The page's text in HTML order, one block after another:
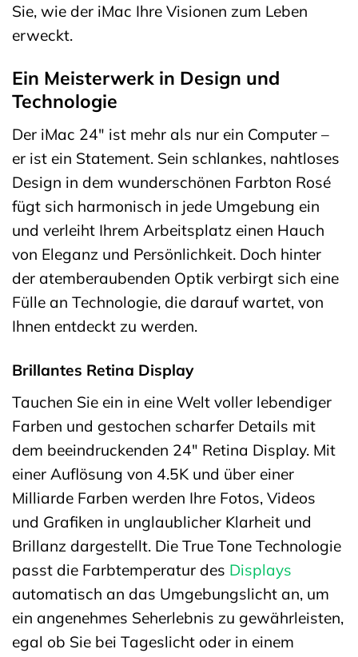
Sie, wie der iMac Ihre Visionen zum Leben
erweckt.
Ein Meisterwerk in Design und
Technologie
Der iMac 24″ ist mehr als nur ein Computer –
er ist ein Statement. Sein schlankes, nahtloses
Design in dem wunderschönen Farbton Rosé
fügt sich harmonisch in jede Umgebung ein
und verleiht Ihrem Arbeitsplatz einen Hauch
von Eleganz und Persönlichkeit. Doch hinter
der atemberaubenden Optik verbirgt sich eine
Fülle an Technologie, die darauf wartet, von
Ihnen entdeckt zu werden.
Brillantes Retina Display
Tauchen Sie ein in eine Welt voller lebendiger
Farben und gestochen scharfer Details mit
dem beeindruckenden 24″ Retina Display. Mit
einer Auflösung von 4.5K und über einer
Milliarde Farben werden Ihre Fotos, Videos
und Grafiken in unglaublicher Klarheit und
Brillanz dargestellt. Die True Tone Technologie
passt die Farbtemperatur des Displays
automatisch an das Umgebungslicht an, um
ein angenehmes Seherlebnis zu gewährleisten,
egal ob Sie bei Tageslicht oder in einem